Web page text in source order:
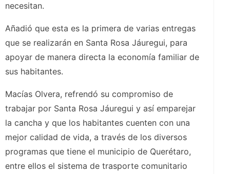
necesitan.
Añadió que esta es la primera de varias entregas
que se realizarán en Santa Rosa Jáuregui, para
apoyar de manera directa la economía familiar de
sus habitantes.
Macías Olvera, refrendó su compromiso de
trabajar por Santa Rosa Jáuregui y así emparejar
la cancha y que los habitantes cuenten con una
mejor calidad de vida, a través de los diversos
programas que tiene el municipio de Querétaro,
entre ellos el sistema de trasporte comunitario